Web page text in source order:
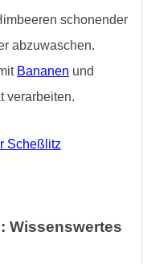
schonender
abzuwaschen.
Bananen und
verarbeiten.
Scheßlitz
Wissenswertes